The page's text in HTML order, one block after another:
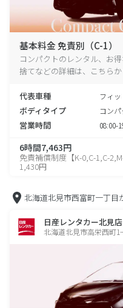
基本料金 免責別（C-1）
コンパクトのレンタル、お
捨てなどの詳細は、こちら
代表車種 フィ
ボディタイプ コンパ
営業時間 08:00-
6時間7,463円
免責補償制度【K-0,C-1,C-2,M-
1,430円
北海道北見市西富町一丁目
日産レンタカー北見店
北海道北見市高栄西町